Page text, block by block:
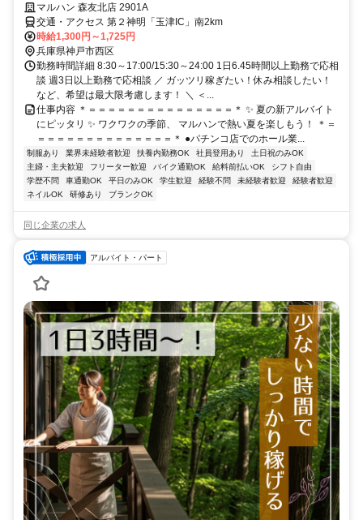
マルハン 森友北店 2901A
交通・アクセス 第２神明「玉津IC」南2km
時給1,300円～1,725円
兵庫県神戸市西区
勤務時間詳細 8:30～17:00/15:30～24:00 1日6.45時間以上勤務で応相
談 週3日以上勤務で応相談 ／ ガッツリ稼ぎたい！休み相談したい！
など、希望は最大限考慮します！ ＼ ＜...
仕事内容 ＊＝＝＝＝＝＝＝＝＝＝＝＝＝＝＝＊ ✨ 夏の新アルバイト
にピッタリ ✨ ワクワクの季節、 マルハンで熱い夏を楽しもう！ ＊＝
＝＝＝＝＝＝＝＝＝＝＝＝＝＝＊ ●パチンコ店でのホール業...
制服あり 業界未経験者歓迎 扶養内勤務OK 社員登用あり
土日祝のみOK
主婦・主夫歓迎
フリーター歓迎 バイク通勤OK 給料前払いOK
シフト自由
学歴不問
車通勤OK 平日のみOK 学生歓迎 経験不問 未経験者歓迎
経験者歓迎
ネイルOK
研修あり ブランクOK
同じ企業の求人
アルバイト・パート